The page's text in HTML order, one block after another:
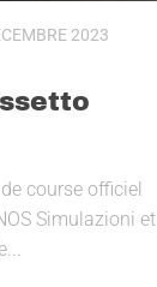
2023
course officiel
Simulazioni et